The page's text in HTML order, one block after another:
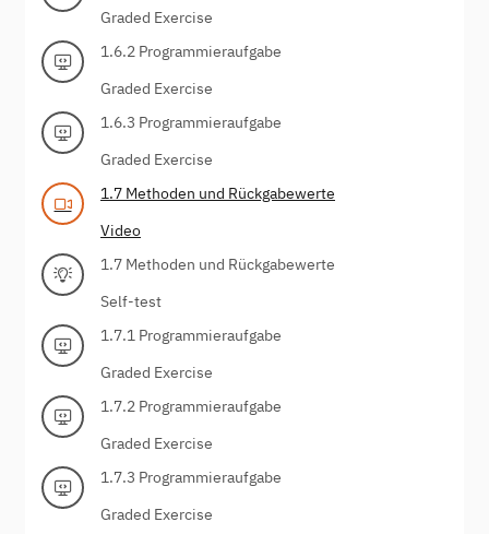
Graded Exercise
1.6.2 Programmieraufgabe
Graded Exercise
1.6.3 Programmieraufgabe
Graded Exercise
1.7 Methoden und Rückgabewerte
Video
1.7 Methoden und Rückgabewerte
Self-test
1.7.1 Programmieraufgabe
Graded Exercise
1.7.2 Programmieraufgabe
Graded Exercise
1.7.3 Programmieraufgabe
Graded Exercise